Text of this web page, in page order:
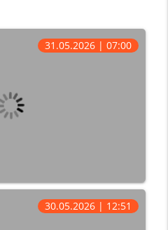
31.05.2026 | 07:00
30.05.2026 | 12:51